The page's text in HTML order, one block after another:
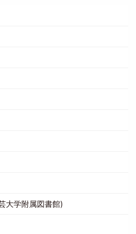
大学附属図書館)